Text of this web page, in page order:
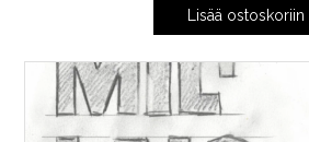
Lisää ostoskoriin